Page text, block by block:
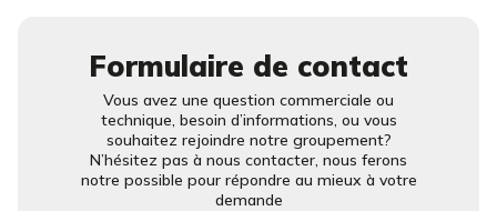
Formulaire de contact
Vous avez une question commerciale ou
technique, besoin d’informations, ou vous
souhaitez rejoindre notre groupement?
N’hésitez pas à nous contacter, nous ferons
notre possible pour répondre au mieux à votre
demande